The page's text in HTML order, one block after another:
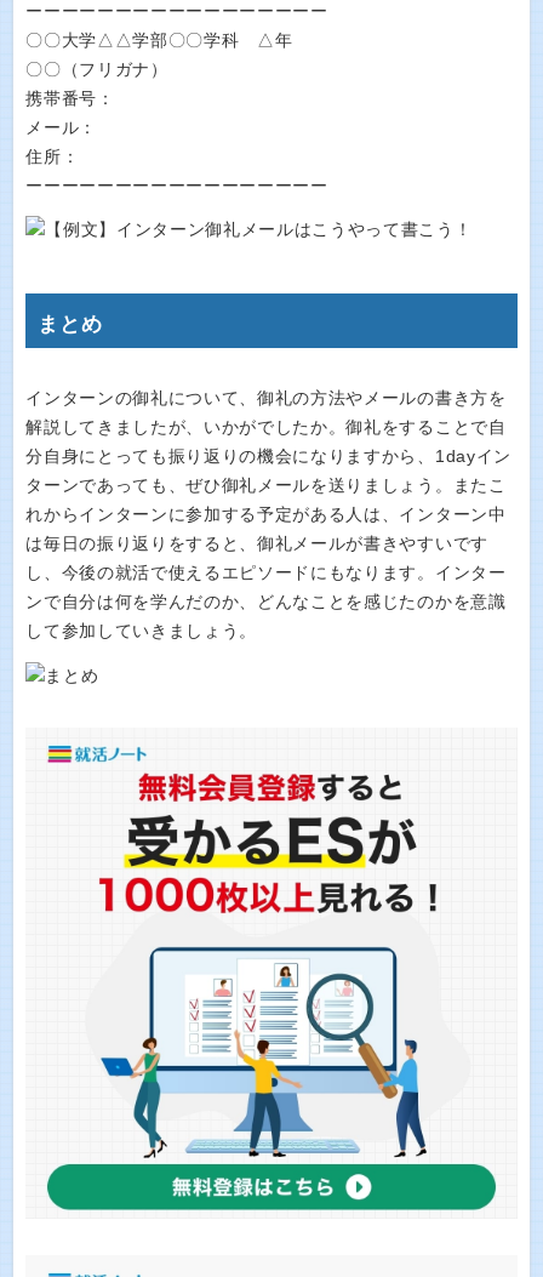
ーーーーーーーーーーーーーーーーー
〇〇大学△△学部〇〇学科 △年
〇〇（フリガナ）
携帯番号：
メール：
住所：
ーーーーーーーーーーーーーーーーー
まとめ
インターンの御礼について、御礼の方法やメールの書き方を
解説してきましたが、いかがでしたか。御礼をすることで自
分自身にとっても振り返りの機会になりますから、1dayイン
ターンであっても、ぜひ御礼メールを送りましょう。またこ
れからインターンに参加する予定がある人は、インターン中
は毎日の振り返りをすると、御礼メールが書きやすいです
し、今後の就活で使えるエピソードにもなります。インター
ンで自分は何を学んだのか、どんなことを感じたのかを意識
して参加していきましょう。